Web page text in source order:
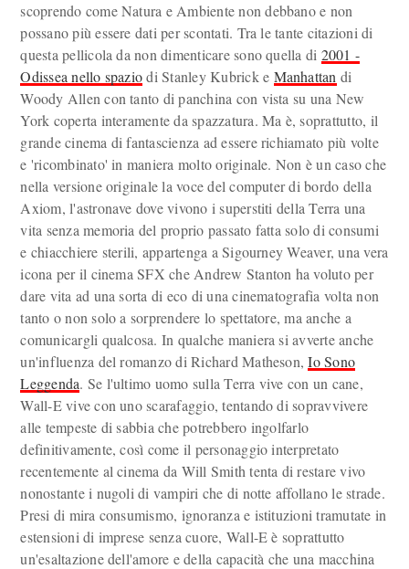
scoprendo come Natura e Ambiente non debbano e non
possano più essere dati per scontati. Tra le tante citazioni di
questa pellicola da non dimenticare sono quella di 2001 -
Odissea nello spaziodi Stanley Kubrick e Manhattan di
Woody Allen con tanto di panchina con vista su una New
York coperta interamente da spazzatura. Ma è, soprattutto, il
grande cinema di fantascienza ad essere richiamato più volte
e 'ricombinato' in maniera molto originale. Non è un caso che
nella versione originale la voce del computer di bordo della
Axiom, l'astronave dove vivono i superstiti della Terra una
vita senza memoria del proprio passato fatta solo di consumi
e chiacchiere sterili, appartenga a Sigourney Weaver, una vera
icona per il cinema SFX che Andrew Stanton ha voluto per
dare vita ad una sorta di eco di una cinematografia volta non
tanto o non solo a sorprendere lo spettatore, ma anche a
comunicargli qualcosa. In qualche maniera si avverte anche
un'influenza del romanzo di Richard Matheson,Io Sono
Leggenda. Se l'ultimo uomo sulla Terra vive con un cane,
Wall-E vive con uno scarafaggio, tentando di sopravvivere
alle tempeste di sabbia che potrebbero ingolfarlo
definitivamente, così come il personaggio interpretato
recentemente al cinema da Will Smith tenta di restare vivo
nonostante i nugoli di vampiri che di notte affollano le strade.
Presi di mira consumismo, ignoranza e istituzioni tramutate in
estensioni di imprese senza cuore, Wall-E è soprattutto
un'esaltazione dell'amore e della capacità che una macchina